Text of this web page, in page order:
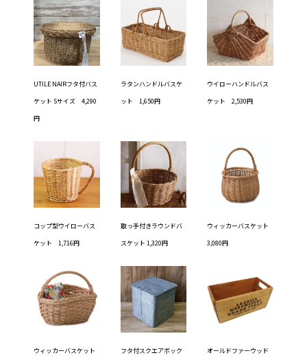
UTILE NAIRフタ付バス
ケット Sサイズ 4,290
円
ラタンハンドルバスケ
ット 1,650円
ウイローハンドルバス
ケット 2,530円
コップ型ウイローバス
ケット 1,716円
取っ手付きラウンドバ
スケット 1,320円
ウィッカーバスケット
3,080円
ウィッカーバスケット
フタ付スクエアボック
オールドファーウッド